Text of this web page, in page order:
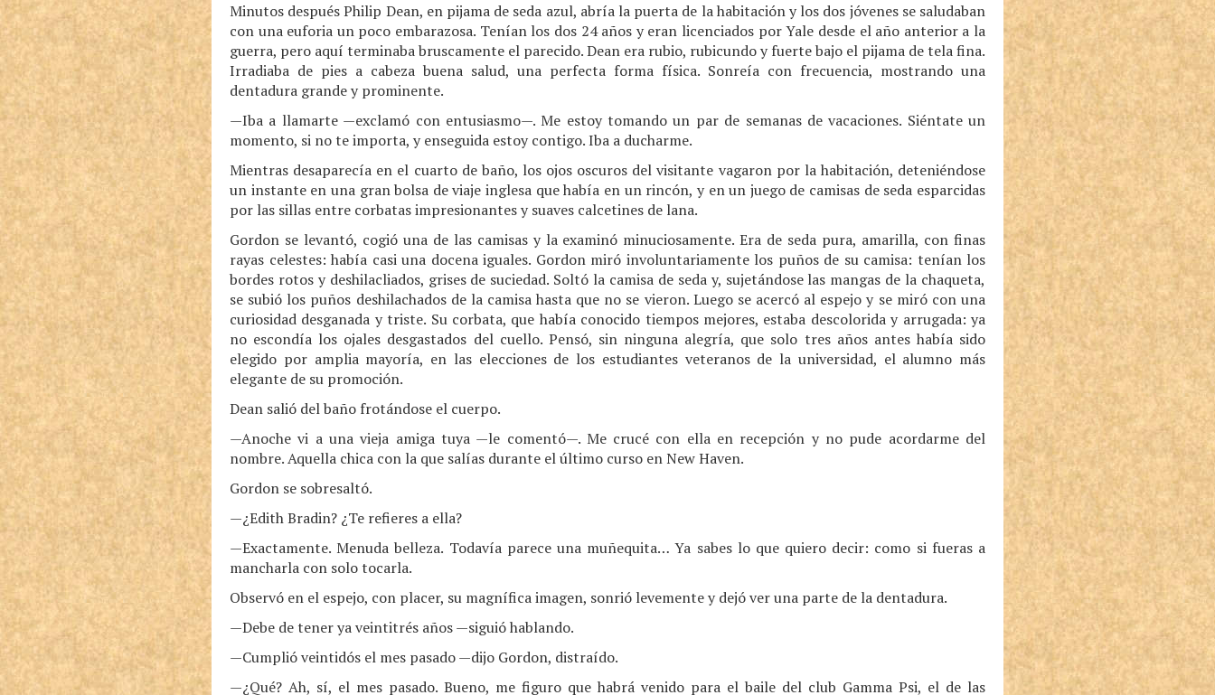
Minutos después Philip Dean, en pijama de seda azul, abría la puerta de la habitación y los dos jóvenes se saludaban
con una euforia un poco embarazosa. Tenían los dos 24 años y eran licenciados por Yale desde el año anterior a la
guerra, pero aquí terminaba bruscamente el parecido. Dean era rubio, rubicundo y fuerte bajo el pijama de tela fina.
Irradiaba de pies a cabeza buena salud, una perfecta forma física. Sonreía con frecuencia, mostrando una
dentadura grande y prominente.
—Iba a llamarte —exclamó con entusiasmo—. Me estoy tomando un par de semanas de vacaciones. Siéntate un
momento, si no te importa, y enseguida estoy contigo. Iba a ducharme.
Mientras desaparecía en el cuarto de baño, los ojos oscuros del visitante vagaron por la habitación, deteniéndose
un instante en una gran bolsa de viaje inglesa que había en un rincón, y en un juego de camisas de seda esparcidas
por las sillas entre corbatas impresionantes y suaves calcetines de lana.
Gordon se levantó, cogió una de las camisas y la examinó minuciosamente. Era de seda pura, amarilla, con finas
rayas celestes: había casi una docena iguales. Gordon miró involuntariamente los puños de su camisa: tenían los
bordes rotos y deshilacliados, grises de suciedad. Soltó la camisa de seda y, sujetándose las mangas de la chaqueta,
se subió los puños deshilachados de la camisa hasta que no se vieron. Luego se acercó al espejo y se miró con una
curiosidad desganada y triste. Su corbata, que había conocido tiempos mejores, estaba descolorida y arrugada: ya
no escondía los ojales desgastados del cuello. Pensó, sin ninguna alegría, que solo tres años antes había sido
elegido por amplia mayoría, en las elecciones de los estudiantes veteranos de la universidad, el alumno más
elegante de su promoción.
Dean salió del baño frotándose el cuerpo.
—Anoche vi a una vieja amiga tuya —le comentó—. Me crucé con ella en recepción y no pude acordarme del
nombre. Aquella chica con la que salías durante el último curso en New Haven.
Gordon se sobresaltó.
—¿Edith Bradin? ¿Te refieres a ella?
—Exactamente. Menuda belleza. Todavía parece una muñequita… Ya sabes lo que quiero decir: como si fueras a
mancharla con solo tocarla.
Observó en el espejo, con placer, su magnífica imagen, sonrió levemente y dejó ver una parte de la dentadura.
—Debe de tener ya veintitrés años —siguió hablando.
—Cumplió veintidós el mes pasado —dijo Gordon, distraído.
—¿Qué? Ah, sí, el mes pasado. Bueno, me figuro que habrá venido para el baile del club Gamma Psi, el de las